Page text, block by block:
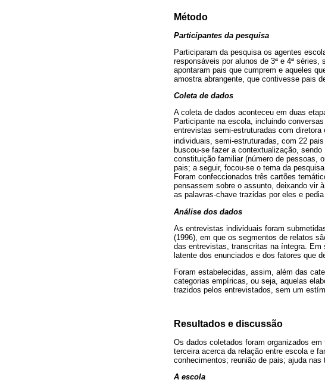
Método
Participantes da pesquisa
Participaram da pesquisa os agentes
responsáveis por alunos de 3ª e 4ª
apontaram pais que cumprem e aqueles
amostra abrangente, que contivesse pais
Coleta de dados
A coleta de dados aconteceu em duas
Participante na escola, incluindo
entrevistas semi-estruturadas com
individuais, semi-estruturadas, com 22
buscou-se fazer a contextualização,
constituição familiar (número de pessoas,
pais; a seguir, focou-se o tema da
Foram confeccionados três cartões
pensassem sobre o assunto, deixando vir
as palavras-chave trazidas por eles e
Análise dos dados
As entrevistas individuais foram
(1996), em que os segmentos de relatos
das entrevistas, transcritas na íntegra. Em
latente dos enunciados e dos fatores que
Foram estabelecidas, assim, além das
categorias empíricas, ou seja, aquelas
trazidos pelos entrevistados, sem um
Resultados e discussão
Os dados coletados foram organizados
terceira acerca da relação entre escola e
conhecimentos; reunião de pais; ajuda
A escola